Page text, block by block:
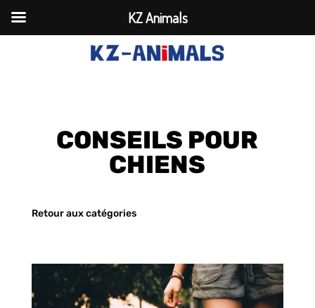
CONSEILS POUR
CHIENS
Retour aux catégories
KZ Animals